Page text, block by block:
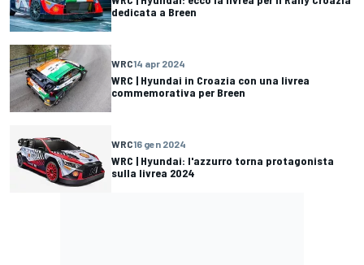
dedicata a Breen
WRC14 apr 2024
WRC | Hyundai in Croazia con una livrea
commemorativa per Breen
WRC16 gen 2024
WRC | Hyundai: l'azzurro torna protagonista
sulla livrea 2024